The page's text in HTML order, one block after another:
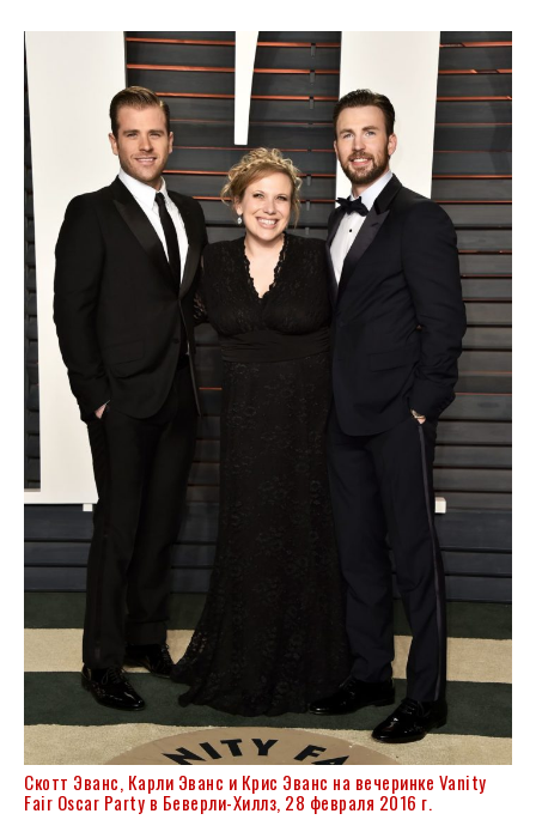
Скотт Эванс, Карли Эванс и Крис Эванс на вечеринке Vanity
Fair Oscar Party в Беверли-Хиллз, 28 февраля 2016 г.